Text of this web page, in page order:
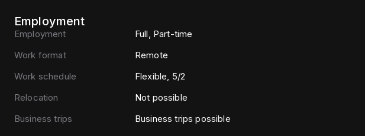
Employment
Employment
Full, Part-time
Work format
Remote
Work schedule
Flexible, 5/2
Relocation
Not possible
Business trips
Business trips possible